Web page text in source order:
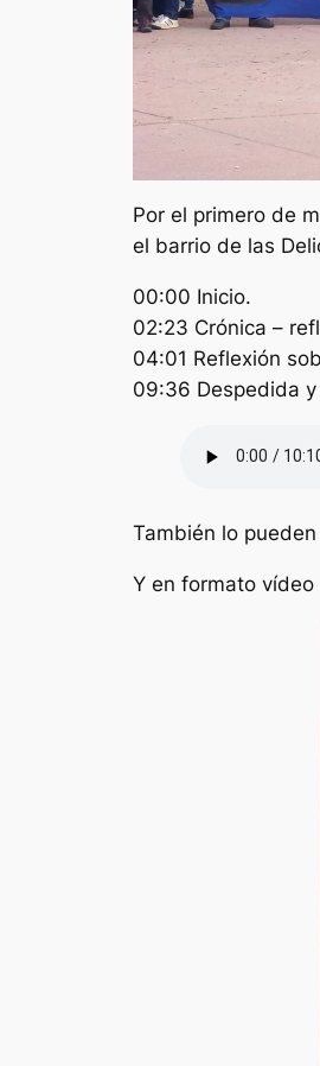
Por el primero de
el barrio de las
00:00 Inicio.
02:23 Crónica –
04:01 Reflexión
09:36 Despedida y
También lo
Y en formato vídeo